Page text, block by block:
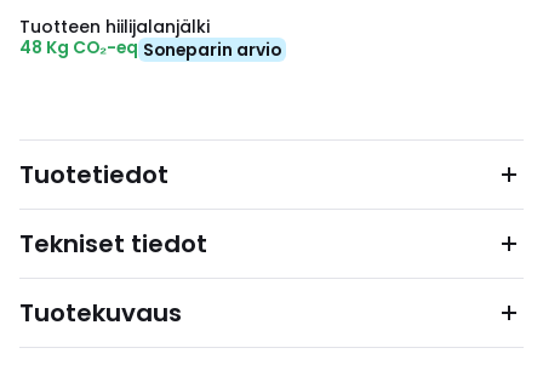
Tuotteen hiilijalanjälki
48 Kg CO₂-eq Soneparin arvio
Tuotetiedot
Tekniset tiedot
Tuotekuvaus